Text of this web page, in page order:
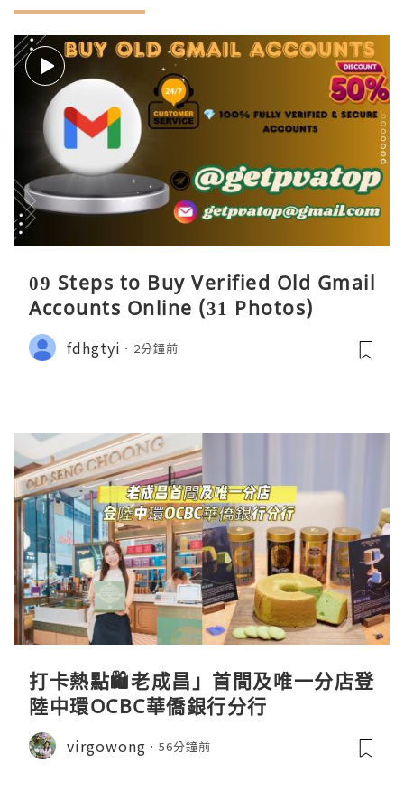
09 Steps to Buy Verified Old Gmail
Accounts Online (31 Photos)
fdhgtyi 2分鐘前
打卡熱點🛍️老成昌」首間及唯一分店登
陸中環OCBC華僑銀行分行
virgowong 56分鐘前